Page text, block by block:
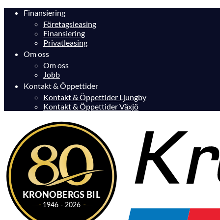
Finansiering
Företagsleasing
Finansiering
Privatleasing
Om oss
Om oss
Jobb
Kontakt & Öppettider
Kontakt & Öppettider Ljungby
Kontakt & Öppettider Växjö